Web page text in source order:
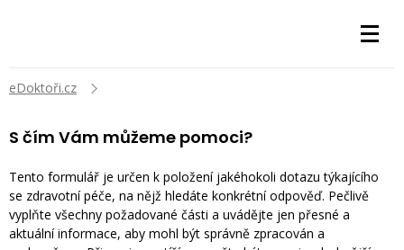
eDoktoři.cz
S čím Vám můžeme pomoci?
Tento formulář je určen k položení jakéhokoli dotazu týkajícího
se zdravotní péče, na nějž hledáte konkrétní odpověď. Pečlivě
vyplňte všechny požadované části a uvádějte jen přesné a
aktuální informace, aby mohl být správně zpracován a